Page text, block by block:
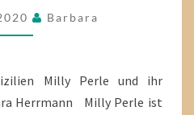
VON
SIZILIEN
Barbara
Milly Perle und ihr
Herrmann Milly Perle ist